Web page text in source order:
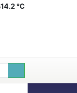
14.2 ℃